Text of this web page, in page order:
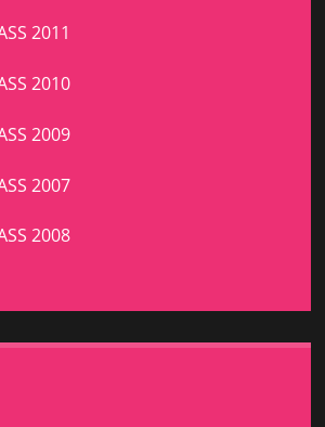
2011
2010
2009
2007
2008